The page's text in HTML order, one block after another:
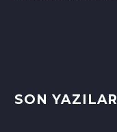
SON YAZILAR